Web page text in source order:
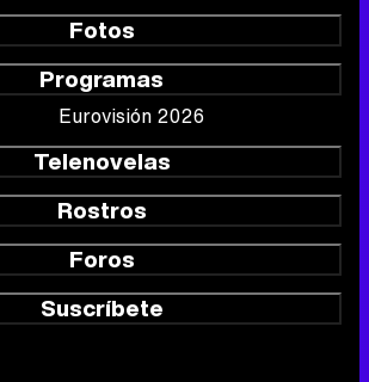
Fotos
Programas
Eurovisión 2026
Telenovelas
Rostros
Foros
Suscríbete